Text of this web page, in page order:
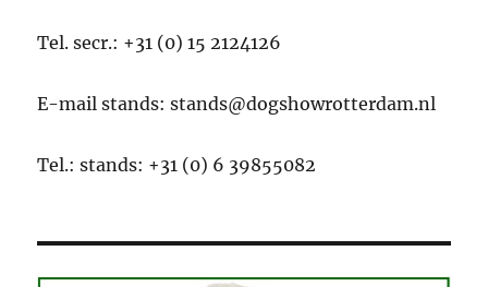
Tel. secr.: +31 (0) 15 2124126
E-mail stands: stands@dogshowrotterdam.nl
Tel.: stands: +31 (0) 6 39855082